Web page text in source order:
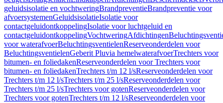
geluidsisolatie en vochtweringBrandpreventieBrandpreventie voor
afvoersystemenGeluidsisolatieIsolatie voor
contactgeluidontkoppelingIsolatie voor luchtgeluid en
contactgeluidontkoppelingVochtweringAfdichtingen
voor waterafvoerBeluchtingsventielenReserveonderdelen voor
BeluchtingsventielenGeberit Pluvia hemelwaterafvoerTrechters voor
bitumen- en foliedakenReserveonderdelen voor Trechters voor
bitumen- en foliedakenTrechters t/m 12 l/sReserveonderdelen voor
Trechters t/m 12 l/sTrechters t/m 25 l/sReserveonderdelen voor
Trechters t/m 25 l/sTrechters voor gotenReserveonderdelen voor
Trechters voor gotenTrechters t/m 12 l/sReserveonderdelen voor